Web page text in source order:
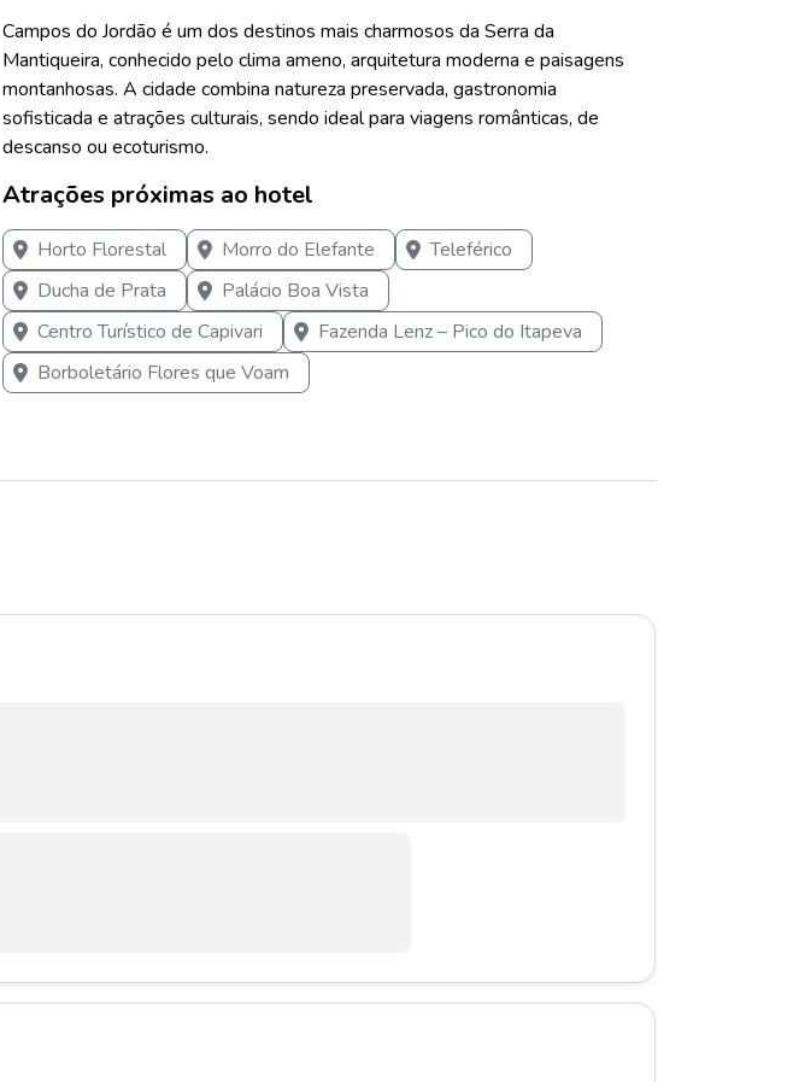
Campos do Jordão é um dos destinos mais charmosos da Serra da
Mantiqueira, conhecido pelo clima ameno, arquitetura moderna e paisagens
montanhosas. A cidade combina natureza preservada, gastronomia
sofisticada e atrações culturais, sendo ideal para viagens românticas, de
descanso ou ecoturismo.
Atrações próximas ao hotel
Horto Florestal Morro do Elefante
Teleférico
Ducha de Prata
Palácio Boa Vista
Centro Turístico de Capivari
Fazenda Lenz – Pico do Itapeva
Borboletário Flores que Voam